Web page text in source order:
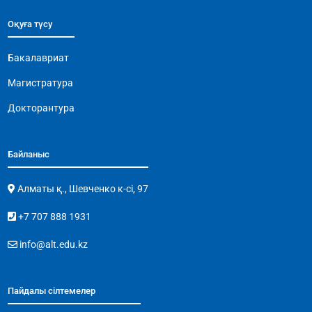
Оқуға түсу
Бакалавриат
Магистратура
Докторантура
Байланыс
Алматы қ., Шевченко к-сі, 97
+7 707 888 1931
info@alt.edu.kz
Пайдалы сілтемелер